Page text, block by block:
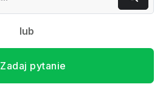
lub
Zadaj pytanie